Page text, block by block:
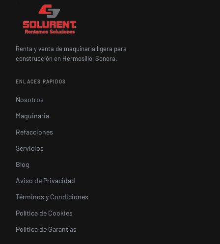
Renta y venta de maquinaria ligera para
construcción en Hermosillo, Sonora.
ENLACES RÁPIDOS
Nosotros
Maquinaria
Refacciones
Servicios
Blog
Aviso de Privacidad
Términos y Condiciones
Política de Cookies
Política de Garantías